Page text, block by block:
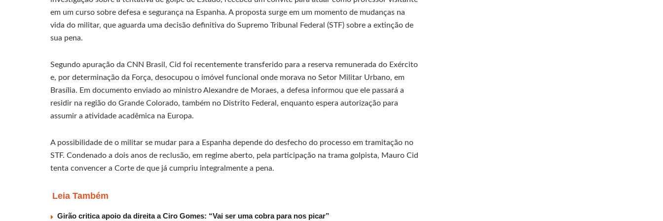
em um curso sobre defesa e segurança na Espanha. A proposta surge em um momento de mudanças na
vida do militar, que aguarda uma decisão definitiva do Supremo Tribunal Federal (STF) sobre a extinção de
sua pena.
Segundo apuração da CNN Brasil, Cid foi recentemente transferido para a reserva remunerada do Exército
e, por determinação da Força, desocupou o imóvel funcional onde morava no Setor Militar Urbano, em
Brasília. Em documento enviado ao ministro Alexandre de Moraes, a defesa informou que ele passará a
residir na região do Grande Colorado, também no Distrito Federal, enquanto espera autorização para
assumir a atividade acadêmica na Europa.
A possibilidade de o militar se mudar para a Espanha depende do desfecho do processo em tramitação no
STF. Condenado a dois anos de reclusão, em regime aberto, pela participação na trama golpista, Mauro Cid
tenta convencer a Corte de que já cumpriu integralmente a pena.
Leia Também
Girão critica apoio da direita a Ciro Gomes: “Vai ser uma cobra para nos picar”